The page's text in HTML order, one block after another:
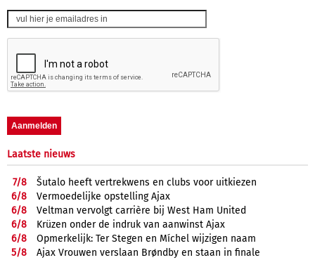
Laatste nieuws
7/8
Šutalo heeft vertrekwens en clubs voor uitkiezen
6/8
Vermoedelijke opstelling Ajax
6/8
Veltman vervolgt carrière bij West Ham United
6/8
Krüzen onder de indruk van aanwinst Ajax
6/8
Opmerkelijk: Ter Stegen en Míchel wijzigen naam
5/8
Ajax Vrouwen verslaan Brøndby en staan in finale